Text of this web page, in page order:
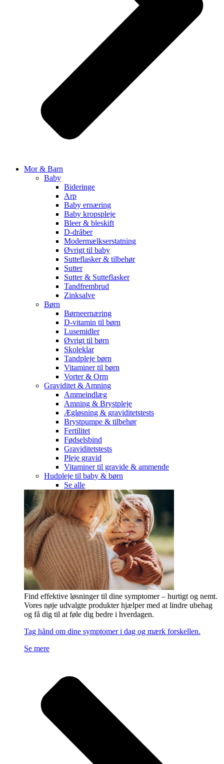
Mor & Barn
Baby
Bideringe
Arp
Baby ernæring
Baby kropspleje
Bleer & bleskift
D-dråber
Modermælkserstatning
Øvrigt til baby
Sutteflasker & tilbehør
Sutter
Sutter & Sutteflasker
Tandfrembrud
Zinksalve
Børn
Børneernæring
D-vitamin til børn
Lusemidler
Øvrigt til børn
Skoleklar
Tandpleje børn
Vitaminer til børn
Vorter & Orm
Graviditet & Amning
Ammeindlæg
Amning & Brystpleje
Ægløsning & graviditetstests
Brystpumpe & tilbehør
Fertilitet
Fødselsbind
Graviditetstests
Pleje gravid
Vitaminer til gravide & ammende
Hudpleje til baby & børn
Se alle
Find effektive løsninger til dine symptomer – hurtigt og nemt.
Vores nøje udvalgte produkter hjælper med at lindre ubehag
og få dig til at føle dig bedre i hverdagen.
Tag hånd om dine symptomer i dag og mærk forskellen.
Se mere